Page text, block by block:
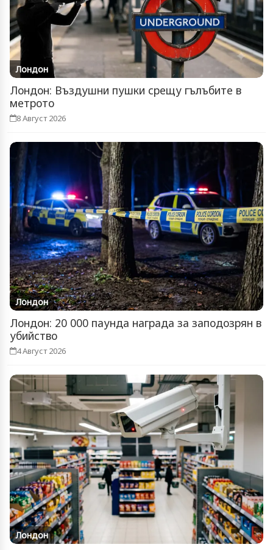
Лондон
Лондон: Въздушни пушки срещу гълъбите в
метрото
8 Август 2026
Лондон
Лондон: 20 000 паунда награда за заподозрян в
убийство
4 Август 2026
Лондон